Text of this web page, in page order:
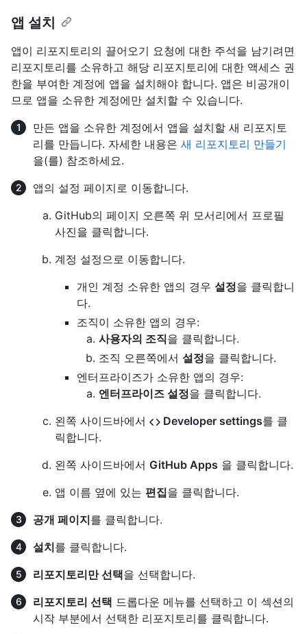
앱 설치
앱이 리포지토리의 끌어오기 요청에 대한 주석을 남기려면
리포지토리를 소유하고 해당 리포지토리에 대한 액세스 권
한을 부여한 계정에 앱을 설치해야 합니다. 앱은 비공개이
므로 앱을 소유한 계정에만 설치할 수 있습니다.
만든 앱을 소유한 계정에서 앱을 설치할 새 리포지토
리를 만듭니다. 자세한 내용은 새 리포지토리 만들기
을(를) 참조하세요.
앱의 설정 페이지로 이동합니다.
GitHub의 페이지 오른쪽 위 모서리에서 프로필
사진을 클릭합니다.
계정 설정으로 이동합니다.
개인 계정 소유한 앱의 경우 설정을 클릭합니
다.
조직이 소유한 앱의 경우:
사용자의 조직을 클릭합니다.
조직 오른쪽에서 설정을 클릭합니다.
엔터프라이즈가 소유한 앱의 경우:
엔터프라이즈 설정을 클릭합니다.
왼쪽 사이드바에서
Developer settings를 클
릭합니다.
왼쪽 사이드바에서 GitHub Apps 을 클릭합니다.
앱 이름 옆에 있는 편집을 클릭합니다.
공개 페이지를 클릭합니다.
설치를 클릭합니다.
리포지토리만 선택을 선택합니다.
리포지토리 선택 드롭다운 메뉴를 선택하고 이 섹션의
시작 부분에서 선택한 리포지토리를 클릭합니다.